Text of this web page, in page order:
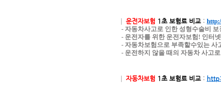
운전자보험 1초 보험료 비교:
- 자동차사고로 인한 성형수술비
- 운전자를 위한 운전자보험! 인터
- 자동차보험으로 부족할수있는 사
- 운전하지 않을 때의 자동차 사고
자동차보험 1초 보험료 비교: